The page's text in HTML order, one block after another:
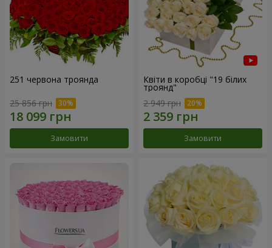
251 червона троянда
25 856 грн
Замовити
Квіти в коробці "19 білих
троянд"
2 949 грн
Замовити